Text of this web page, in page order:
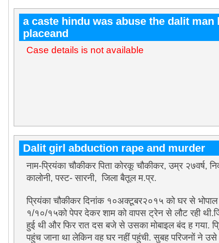
a caste hindu was abuse the dalit man
placeand
Case details is not available
Dalit girl abduction rape and murder
नाम-प्रियंका चौकीकर पिता कोरकू चौकीकर, उम्र २७वर्ष,
कालोनी, पस्ट- सारनी, जिला बैतूल म.प्र.
प्रियंका चौकीकर दिनांक १०अक्टूबर२०१५ को घर से
१/१०/१५को पेपर देकर शाम को वापस ट्रेन से लौट रही
हुई थी और फिर रात दस बजे से उसका मोबाइल बंद ह गया.
पहुंच जाना था लेकिन वह घर नहीं पहुंची. सुबह परिजनों ने